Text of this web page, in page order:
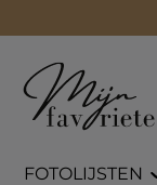
FOTOLIJSTEN